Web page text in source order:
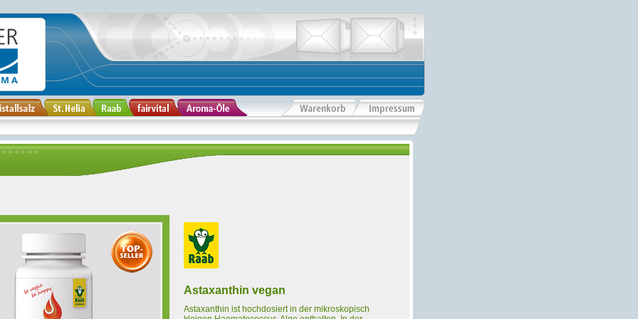
Astaxanthin vegan
Astaxanthin ist hochdosiert in der mikroskopisch